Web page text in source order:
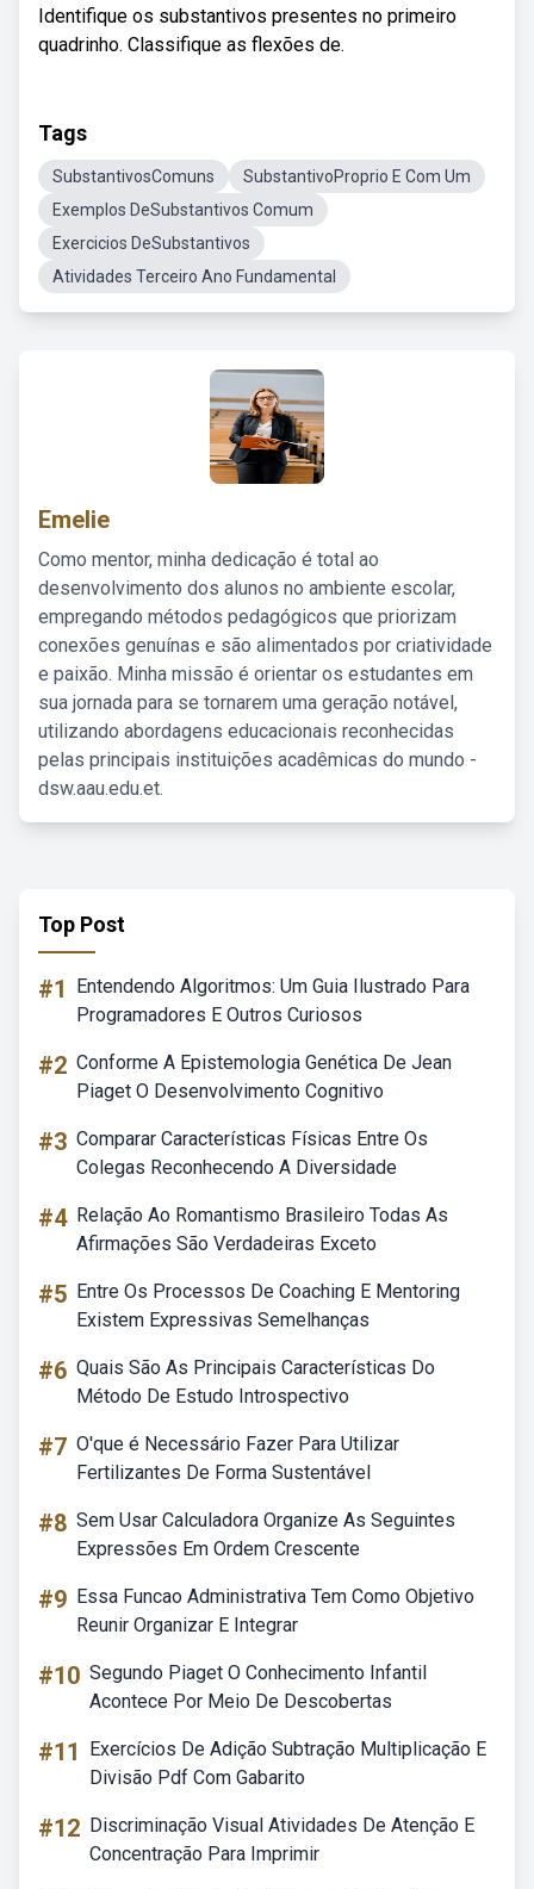
Identifique os substantivos presentes no primeiro
quadrinho. Classifique as flexões de.
Tags
SubstantivosComuns
SubstantivoProprio E Com Um
Exemplos DeSubstantivos Comum
Exercicios DeSubstantivos
Atividades Terceiro Ano Fundamental
Emelie
Como mentor, minha dedicação é total ao
desenvolvimento dos alunos no ambiente escolar,
empregando métodos pedagógicos que priorizam
conexões genuínas e são alimentados por criatividade
e paixão. Minha missão é orientar os estudantes em
sua jornada para se tornarem uma geração notável,
utilizando abordagens educacionais reconhecidas
pelas principais instituições acadêmicas do mundo -
dsw.aau.edu.et.
Top Post
#1
Entendendo Algoritmos: Um Guia Ilustrado Para
Programadores E Outros Curiosos
#2 Conforme A Epistemologia Genética De Jean
Piaget O Desenvolvimento Cognitivo
#3 Comparar Características Físicas Entre Os
Colegas Reconhecendo A Diversidade
#4 Relação Ao Romantismo Brasileiro Todas As
Afirmações São Verdadeiras Exceto
#5 Entre Os Processos De Coaching E Mentoring
Existem Expressivas Semelhanças
#6 Quais São As Principais Características Do
Método De Estudo Introspectivo
#7 O'que é Necessário Fazer Para Utilizar
Fertilizantes De Forma Sustentável
#8 Sem Usar Calculadora Organize As Seguintes
Expressões Em Ordem Crescente
#9 Essa Funcao Administrativa Tem Como Objetivo
Reunir Organizar E Integrar
#10 Segundo Piaget O Conhecimento Infantil
Acontece Por Meio De Descobertas
#11
Exercícios De Adição Subtração Multiplicação E
Divisão Pdf Com Gabarito
#12 Discriminação Visual Atividades De Atenção E
Concentração Para Imprimir